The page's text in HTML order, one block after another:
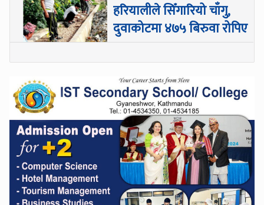
हरियालीले सिँगारियो चाँगु,
दुवाकोटमा ४७५ बिरुवा रोपिए